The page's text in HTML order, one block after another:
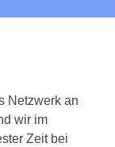
Netzwerk an
wir im
Zeit bei